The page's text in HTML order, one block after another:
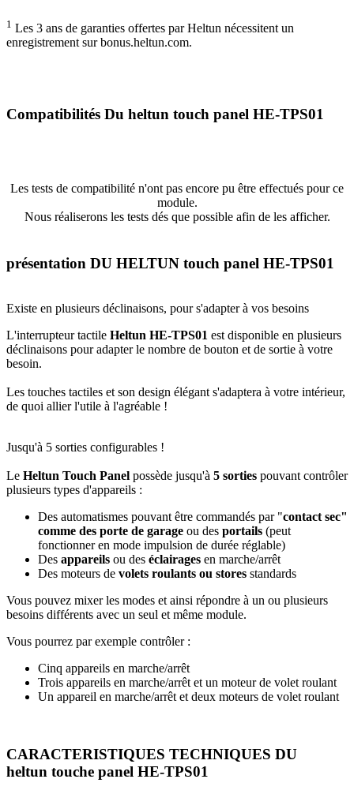
1 Les 3 ans de garanties offertes par Heltun nécessitent un
enregistrement sur bonus.heltun.com.
Compatibilités Du heltun touch panel HE-TPS01
Les tests de compatibilité n'ont pas encore pu être effectués pour ce
module.
Nous réaliserons les tests dés que possible afin de les afficher.
présentation DU HELTUN touch panel HE-TPS01
Existe en plusieurs déclinaisons, pour s'adapter à vos besoins
L'interrupteur tactile Heltun HE-TPS01 est disponible en plusieurs
déclinaisons pour adapter le nombre de bouton et de sortie à votre
besoin.
Les touches tactiles et son design élégant s'adaptera à votre intérieur,
de quoi allier l'utile à l'agréable !
Jusqu'à 5 sorties configurables !
Le Heltun Touch Panel possède jusqu'à 5 sorties pouvant contrôler
plusieurs types d'appareils :
Des automatismes pouvant être commandés par "contact sec"
comme des porte de garage ou des portails (peut
fonctionner en mode impulsion de durée réglable)
Des appareils ou des éclairages en marche/arrêt
Des moteurs de volets roulants ou stores standards
Vous pouvez mixer les modes et ainsi répondre à un ou plusieurs
besoins différents avec un seul et même module.
Vous pourrez par exemple contrôler :
Cinq appareils en marche/arrêt
Trois appareils en marche/arrêt et un moteur de volet roulant
Un appareil en marche/arrêt et deux moteurs de volet roulant
CARACTERISTIQUES TECHNIQUES DU
heltun touche panel HE-TPS01